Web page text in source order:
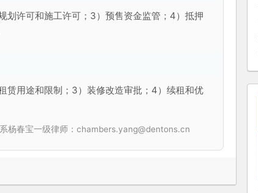
划许可和施工许可；3）预售资金监管；4）抵押
赁用途和限制；3）装修改造审批；4）续租和优
杨春宝一级律师：chambers.yang@dentons.cn